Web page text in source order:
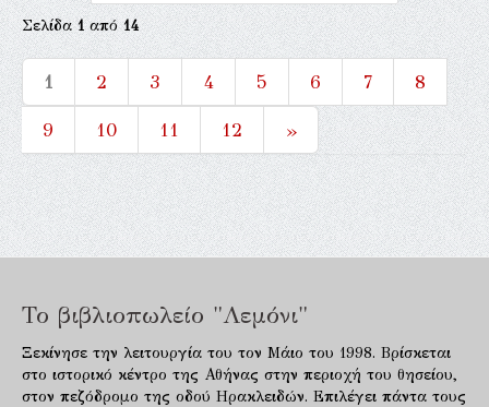
Σελίδα1από14
1 2 3 4 5 6 7
8
9
10 11 12 »
Το βιβλιοπωλείο "Λεμόνι"
Ξεκίνησε την λειτουργία του τον Μάιο του 1998. Βρίσκεται
στο ιστορικό κέντρο της Αθήνας στην περιοχή του θησείου,
στον πεζόδρομο της οδού Ηρακλειδών. Επιλέγει πάντα τους